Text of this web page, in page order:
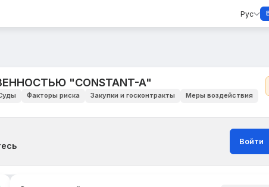
Рус
"CONSTANT-A"
Факторы риска Закупки и госконтракты
Меры воздействия
Войти